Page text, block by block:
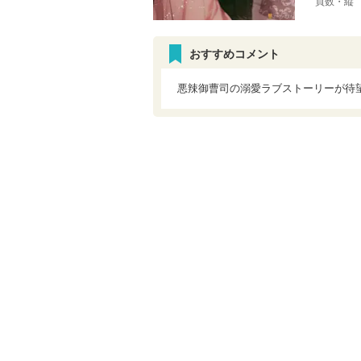
おすすめコメント
悪辣御曹司の溺愛ラブストーリーが待